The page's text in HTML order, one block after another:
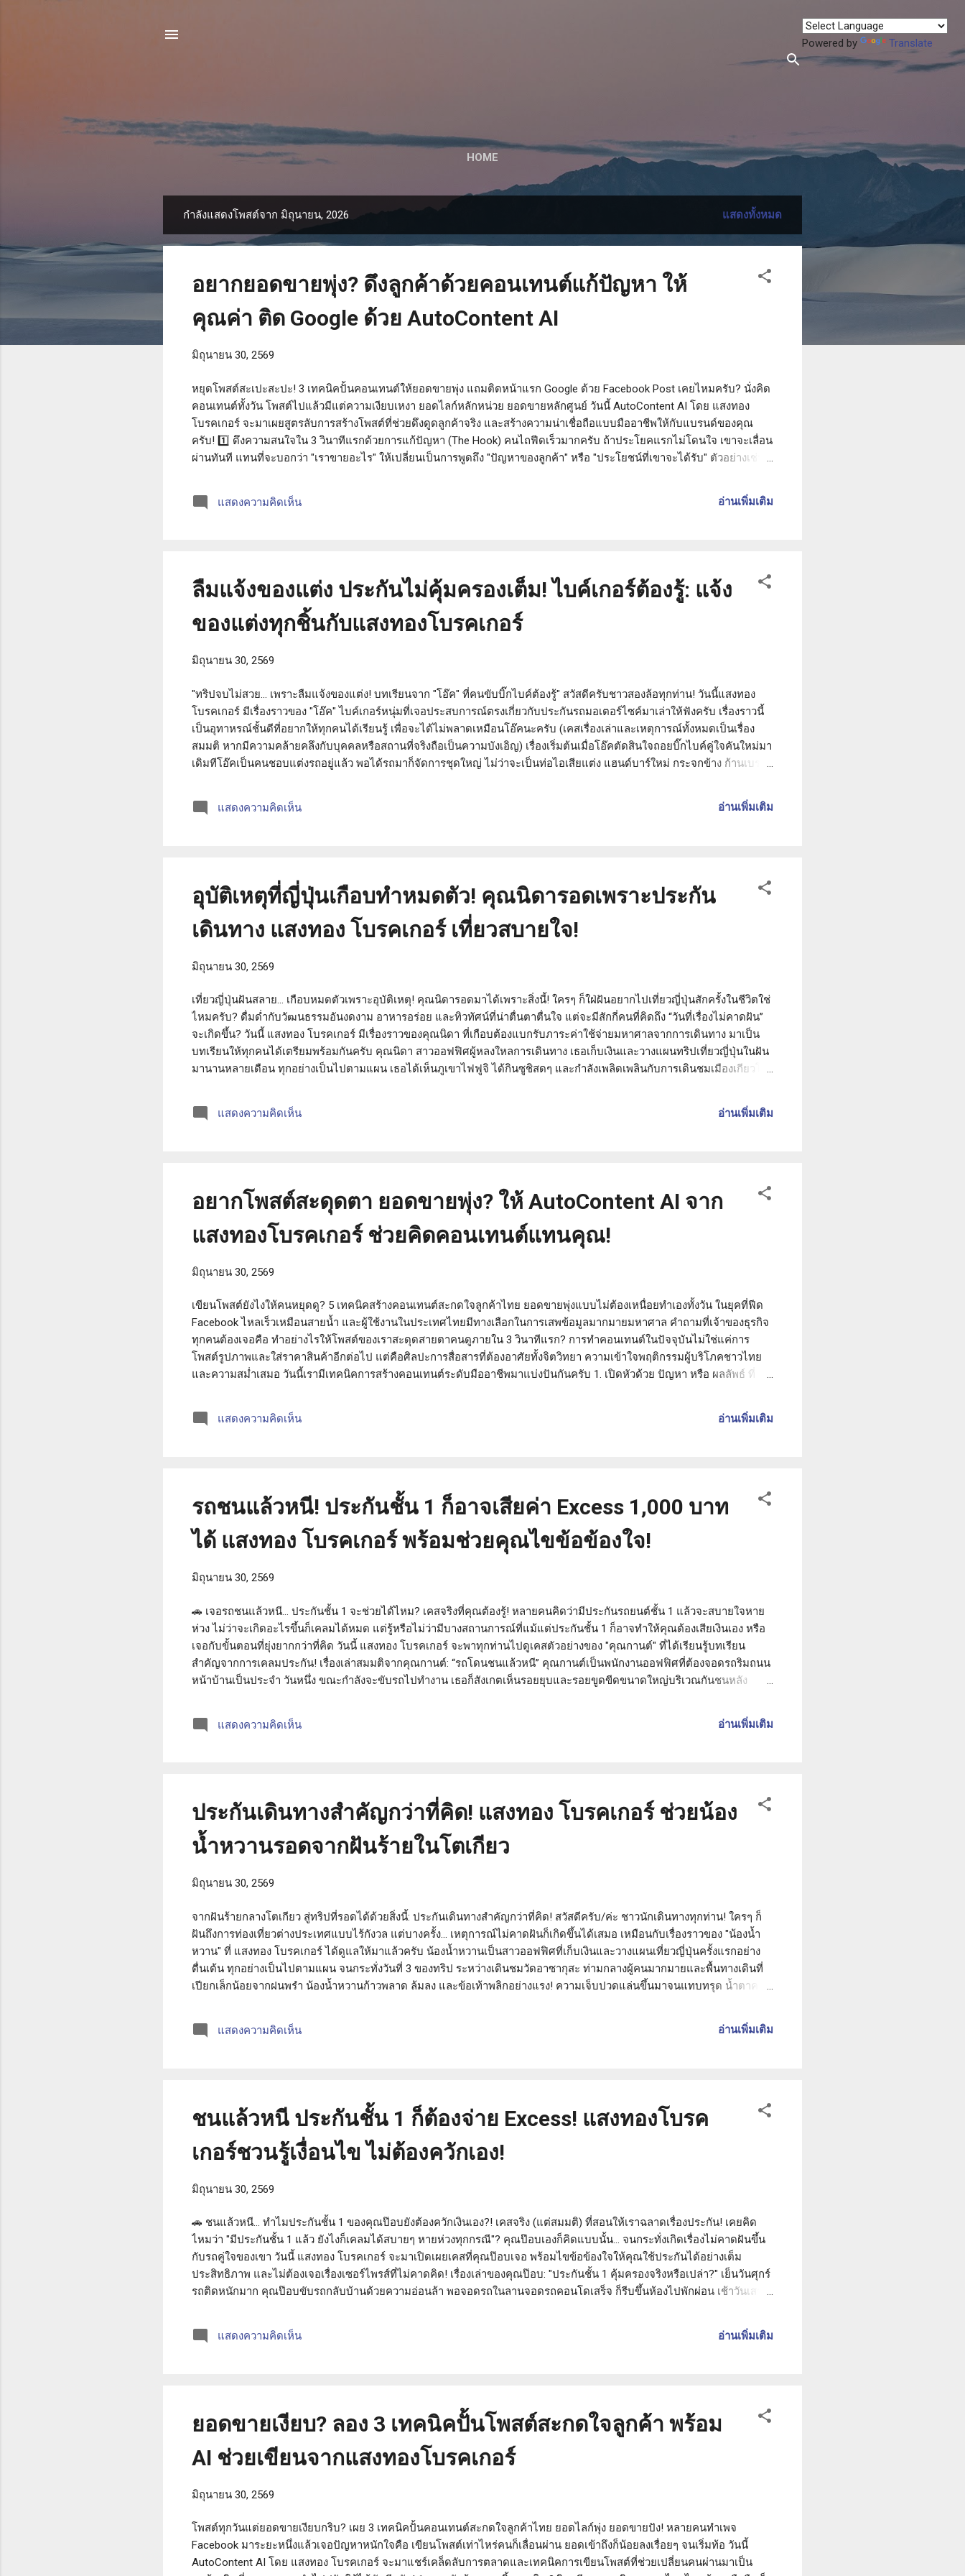
Powered by
Translate
HOME
ท
กำลังแสดงโพสต์จาก มิถุนายน, 2026 แสดงทั้งหมด
อยากยอดขายพุ่ง? ดึงลูกค้าด้วยคอนเทนต์แก้ปัญหา ให้
คุณค่า ติด Google ด้วย AutoContent AI
มิถุนายน 30, 2569
หยุดโพสต์สะเปะสะปะ! 3 เทคนิคปั้นคอนเทนต์ให้ยอดขายพุ่ง แถมติดหน้าแรก Google ด้วย Facebook Post เคยไหมครับ? นั่งคิด
คอนเทนต์ทั้งวัน โพสต์ไปแล้วมีแต่ความเงียบเหงา ยอดไลก์หลักหน่วย ยอดขายหลักศูนย์ วันนี้ AutoContent AI โดย แสงทอง
โบรคเกอร์ จะมาเผยสูตรลับการสร้างโพสต์ที่ช่วยดึงดูดลูกค้าจริง และสร้างความน่าเชื่อถือแบบมืออาชีพให้กับแบรนด์ของคุณ
ครับ! 1️⃣ ดึงความสนใจใน 3 วินาทีแรกด้วยการแก้ปัญหา (The Hook) คนไถฟีดเร็วมากครับ ถ้าประโยคแรกไม่โดนใจ เขาจะเลื่อน
ผ่านทันที แทนที่จะบอกว่า "เราขายอะไร" ให้เปลี่ยนเป็นการพูดถึง "ปัญหาของลูกค้า" หรือ "ประโยชน์ที่เขาจะได้รับ" ตัวอย่างเช่น
ทำเองได้!" การเปิดหัวแบบนี้จะช่วยหยุดนิ้วโป้งของลูกค้าได้อย่างชะงัก 2️⃣ สูตรการทำคอนเทนต์แบบ 80/20 (ให้คุณค่าก่อนเสนอ
ขาย) เพจที่เอาแต่โพสต์ขายของอย่างเดียว ลูกค้าจะกดเลิกติดตามในที่สุด สูตรที่ดีที่สุดสำหรับการสร้างคอนเทนต์ในยุคนี้คือ การ
แสดงความคิดเห็น อ่านเพิ่มเติม
ลืมแจ้งของแต่ง ประกันไม่คุ้มครองเต็ม! ไบค์เกอร์ต้องรู้: แจ้ง
ของแต่งทุกชิ้นกับแสงทองโบรคเกอร์
มิถุนายน 30, 2569
"ทริปจบไม่สวย... เพราะลืมแจ้งของแต่ง! บทเรียนจาก "โอ๊ค" ที่คนขับบิ๊กไบค์ต้องรู้" สวัสดีครับชาวสองล้อทุกท่าน! วันนี้แสงทอง
โบรคเกอร์ มีเรื่องราวของ "โอ๊ค" ไบค์เกอร์หนุ่มที่เจอประสบการณ์ตรงเกี่ยวกับประกันรถมอเตอร์ไซค์มาเล่าให้ฟังครับ เรื่องราวนี้
เป็นอุทาหรณ์ชั้นดีที่อยากให้ทุกคนได้เรียนรู้ เพื่อจะได้ไม่พลาดเหมือนโอ๊คนะครับ (เคสเรื่องเล่าและเหตุการณ์ทั้งหมดเป็นเรื่อง
สมมติ หากมีความคล้ายคลึงกับบุคคลหรือสถานที่จริงถือเป็นความบังเอิญ) เรื่องเริ่มต้นเมื่อโอ๊คตัดสินใจถอยบิ๊กไบค์คู่ใจคันใหม่มา
เดิมทีโอ๊คเป็นคนชอบแต่งรถอยู่แล้ว พอได้รถมาก็จัดการชุดใหญ่ ไม่ว่าจะเป็นท่อไอเสียแต่ง แฮนด์บาร์ใหม่ กระจกข้าง ก้านเบรก-
เพื่อความอุ่นใจ แต่ด้วยความที่งานยุ่งและอาจจะละเลยไปบ้าง โอ๊คก็ไม่ได้แจ้งรายละเอียดของ "อุปกรณ์ตกแต่งเพิ่มเติม" เหล่านี้
ให้โบรกเกอร์หรือบริษัทประกันทราบอย่างเป็นทางการ คิดว่าประกันชั้น 1 ก็น่าจะครอบคลุมทุกอย่างแล้ว จนกระทั่งวันหนึ่ง...
แสดงความคิดเห็น อ่านเพิ่มเติม
อุบัติเหตุที่ญี่ปุ่นเกือบทำหมดตัว! คุณนิดารอดเพราะประกัน
เดินทาง แสงทอง โบรคเกอร์ เที่ยวสบายใจ!
มิถุนายน 30, 2569
เที่ยวญี่ปุ่นฝันสลาย... เกือบหมดตัวเพราะอุบัติเหตุ! คุณนิดารอดมาได้เพราะสิ่งนี้! ใครๆ ก็ใฝ่ฝันอยากไปเที่ยวญี่ปุ่นสักครั้งในชีวิตใช่
ไหมครับ? ดื่มด่ำกับวัฒนธรรมอันงดงาม อาหารอร่อย และทิวทัศน์ที่น่าตื่นตาตื่นใจ แต่จะมีสักกี่คนที่คิดถึง “วันที่เรื่องไม่คาดฝัน”
จะเกิดขึ้น? วันนี้ แสงทอง โบรคเกอร์ มีเรื่องราวของคุณนิดา ที่เกือบต้องแบกรับภาระค่าใช้จ่ายมหาศาลจากการเดินทาง มาเป็น
บทเรียนให้ทุกคนได้เตรียมพร้อมกันครับ คุณนิดา สาวออฟฟิศผู้หลงใหลการเดินทาง เธอเก็บเงินและวางแผนทริปเที่ยวญี่ปุ่นในฝัน
มานานหลายเดือน ทุกอย่างเป็นไปตามแผน เธอได้เห็นภูเขาไฟฟูจิ ได้กินซูชิสดๆ และกำลังเพลิดเพลินกับการเดินชมเมืองเกียวโต
ชื้น เธอเกิดลื่นหกล้มอย่างแรง แขนข้างหนึ่งกระแทกพื้นอย่างจัง ด้วยความเจ็บปวด คุณนิดารู้ได้ทันทีว่า "นี่ไม่ใช่แค่ข้อเท้าแพลง
ธรรมดา" ชาวญี่ปุ่นที่เดินผ่านไปมาต่างรีบเข้ามาช่วยเหลือและเรียกแท็กซี่พาเธอส่งโรงพยาบาลที่ใกล้ที่สุด เมื่อไปถึงโรงพยาบาล
แสดงความคิดเห็น อ่านเพิ่มเติม
อยากโพสต์สะดุดตา ยอดขายพุ่ง? ให้ AutoContent AI จาก
แสงทองโบรคเกอร์ ช่วยคิดคอนเทนต์แทนคุณ!
มิถุนายน 30, 2569
เขียนโพสต์ยังไงให้คนหยุดดู? 5 เทคนิคสร้างคอนเทนต์สะกดใจลูกค้าไทย ยอดขายพุ่งแบบไม่ต้องเหนื่อยทำเองทั้งวัน ในยุคที่ฟีด
Facebook ไหลเร็วเหมือนสายน้ำ และผู้ใช้งานในประเทศไทยมีทางเลือกในการเสพข้อมูลมากมายมหาศาล คำถามที่เจ้าของธุรกิจ
ทุกคนต้องเจอคือ ทำอย่างไรให้โพสต์ของเราสะดุดสายตาคนดูภายใน 3 วินาทีแรก? การทำคอนเทนต์ในปัจจุบันไม่ใช่แค่การ
โพสต์รูปภาพและใส่ราคาสินค้าอีกต่อไป แต่คือศิลปะการสื่อสารที่ต้องอาศัยทั้งจิตวิทยา ความเข้าใจพฤติกรรมผู้บริโภคชาวไทย
และความสม่ำเสมอ วันนี้เรามีเทคนิคการสร้างคอนเทนต์ระดับมืออาชีพมาแบ่งปันกันครับ 1. เปิดหัวด้วย ปัญหา หรือ ผลลัพธ์ ที่
การแนะนำชื่อแบรนด์ ให้เปลี่ยนมาเริ่มต้นด้วยการตั้งคำถามที่จี้จุดเจ็บ (Pain Point) หรือบอกผลลัพธ์ที่เขาจะได้รับ เช่น แทนที่จะ
เขียนว่า เราขายครีมลดริ้วรอยสูตรใหม่ ให้เปลี่ยนเป็น อยากหน้าเด็กหน้าตึงแบบไม่ต้องเจ็บตัวไหม? 3 วิธีดูแลผิวที่คนวัย 40 ต้องรู้
แสดงความคิดเห็น อ่านเพิ่มเติม
รถชนแล้วหนี! ประกันชั้น 1 ก็อาจเสียค่า Excess 1,000 บาท
ได้ แสงทอง โบรคเกอร์ พร้อมช่วยคุณไขข้อข้องใจ!
มิถุนายน 30, 2569
🚗 เจอรถชนแล้วหนี... ประกันชั้น 1 จะช่วยได้ไหม? เคสจริงที่คุณต้องรู้! หลายคนคิดว่ามีประกันรถยนต์ชั้น 1 แล้วจะสบายใจหาย
ห่วง ไม่ว่าจะเกิดอะไรขึ้นก็เคลมได้หมด แต่รู้หรือไม่ว่ามีบางสถานการณ์ที่แม้แต่ประกันชั้น 1 ก็อาจทำให้คุณต้องเสียเงินเอง หรือ
เจอกับขั้นตอนที่ยุ่งยากกว่าที่คิด วันนี้ แสงทอง โบรคเกอร์ จะพาทุกท่านไปดูเคสตัวอย่างของ "คุณกานต์" ที่ได้เรียนรู้บทเรียน
สำคัญจากการเคลมประกัน! เรื่องเล่าสมมติจากคุณกานต์: “รถโดนชนแล้วหนี” คุณกานต์เป็นพนักงานออฟฟิศที่ต้องจอดรถริมถนน
หน้าบ้านเป็นประจำ วันหนึ่ง ขณะกำลังจะขับรถไปทำงาน เธอก็สังเกตเห็นรอยยุบและรอยขูดขีดขนาดใหญ่บริเวณกันชนหลัง
ทันที เธอเล่าเหตุการณ์ทั้งหมดที่พบรอยความเสียหายบนรถตอนเช้า แต่ไม่ทราบว่าเกิดขึ้นเมื่อไหร่ ใครเป็นคนชน หรือมีพยานเห็น
เหตุการณ์หรือไม่ สิ่งที่บริษัทประกันแจ้งกลับมาทำให้คุณกานต์ถึงกับตกใจ! "คุณกานต์คะ เคสนี้เป็นการเคลมแบบไม่มีคู่กรณี ไม่
แสดงความคิดเห็น อ่านเพิ่มเติม
ประกันเดินทางสำคัญกว่าที่คิด! แสงทอง โบรคเกอร์ ช่วยน้อง
น้ำหวานรอดจากฝันร้ายในโตเกียว
มิถุนายน 30, 2569
จากฝันร้ายกลางโตเกียว สู่ทริปที่รอดได้ด้วยสิ่งนี้: ประกันเดินทางสำคัญกว่าที่คิด! สวัสดีครับ/ค่ะ ชาวนักเดินทางทุกท่าน! ใครๆ ก็
ฝันถึงการท่องเที่ยวต่างประเทศแบบไร้กังวล แต่บางครั้ง... เหตุการณ์ไม่คาดฝันก็เกิดขึ้นได้เสมอ เหมือนกับเรื่องราวของ "น้องน้ำ
หวาน" ที่ แสงทอง โบรคเกอร์ ได้ดูแลให้มาแล้วครับ น้องน้ำหวานเป็นสาวออฟฟิศที่เก็บเงินและวางแผนเที่ยวญี่ปุ่นครั้งแรกอย่าง
ตื่นเต้น ทุกอย่างเป็นไปตามแผน จนกระทั่งวันที่ 3 ของทริป ระหว่างเดินชมวัดอาซากุสะ ท่ามกลางผู้คนมากมายและพื้นทางเดินที่
เปียกเล็กน้อยจากฝนพรำ น้องน้ำหวานก้าวพลาด ล้มลง และข้อเท้าพลิกอย่างแรง! ความเจ็บปวดแล่นขึ้นมาจนแทบทรุด น้ำตาคลอ
เคยได้ยินมาก็ผุดขึ้นมาในหัว พร้อมกับความรู้สึกสิ้นหวังว่าทริปในฝันคงต้องจบลงตรงนี้ แต่โชคยังดี! ก่อนเดินทางไม่กี่วัน น้องน้ำ
หวานได้ตัดสินใจซื้อประกันเดินทางผ่าน แสงทอง โบรคเกอร์ ตามคำแนะนำของเพื่อนที่เคยใช้บริการ น้ำหวานจำได้ว่ามีเบอร์
แสดงความคิดเห็น อ่านเพิ่มเติม
ชนแล้วหนี ประกันชั้น 1 ก็ต้องจ่าย Excess! แสงทองโบรค
เกอร์ชวนรู้เงื่อนไข ไม่ต้องควักเอง!
มิถุนายน 30, 2569
🚗 ชนแล้วหนี... ทำไมประกันชั้น 1 ของคุณป๊อบยังต้องควักเงินเอง?! เคสจริง (แต่สมมติ) ที่สอนให้เราฉลาดเรื่องประกัน! เคยคิด
ไหมว่า "มีประกันชั้น 1 แล้ว ยังไงก็เคลมได้สบายๆ หายห่วงทุกกรณี"? คุณป๊อบเองก็คิดแบบนั้น... จนกระทั่งเกิดเรื่องไม่คาดฝันขึ้น
กับรถคู่ใจของเขา วันนี้ แสงทอง โบรคเกอร์ จะมาเปิดเผยเคสที่คุณป๊อบเจอ พร้อมไขข้อข้องใจให้คุณใช้ประกันได้อย่างเต็ม
ประสิทธิภาพ และไม่ต้องเจอเรื่องเซอร์ไพรส์ที่ไม่คาดคิด! เรื่องเล่าของคุณป๊อบ: "ประกันชั้น 1 คุ้มครองจริงหรือเปล่า?" เย็นวันศุกร์
รถติดหนักมาก คุณป๊อบขับรถกลับบ้านด้วยความอ่อนล้า พอจอดรถในลานจอดรถคอนโดเสร็จ ก็รีบขึ้นห้องไปพักผ่อน เช้าวันเสาร์
ถลอกเห็นเนื้อในบุ๋มลึก แถมมีรอยสีของรถคันอื่นติดอยู่ด้วย ชัดเลยว่าโดน "ชนแล้วหนี" คุณป๊อบมั่นใจว่ารถไม่ได้เป็นอะไรตอน
จอดเมื่อคืน แล้วใครกันมาทำแบบนี้?! "ไม่เป็นไร! มีประกันชั้น 1 ทั้งที เดี๋ยวก็เคลมได้ง่ายๆ" คุณป๊อบคิดในใจอย่างสบายใจ แล้วก็
แสดงความคิดเห็น อ่านเพิ่มเติม
ยอดขายเงียบ? ลอง 3 เทคนิคปั้นโพสต์สะกดใจลูกค้า พร้อม
AI ช่วยเขียนจากแสงทองโบรคเกอร์
มิถุนายน 30, 2569
โพสต์ทุกวันแต่ยอดขายเงียบกริบ? เผย 3 เทคนิคปั้นคอนเทนต์สะกดใจลูกค้าไทย ยอดไลก์พุ่ง ยอดขายปัง! หลายคนทำเพจ
Facebook มาระยะหนึ่งแล้วเจอปัญหาหนักใจคือ เขียนโพสต์เท่าไหร่คนก็เลื่อนผ่าน ยอดเข้าถึงก็น้อยลงเรื่อยๆ จนเริ่มท้อ วันนี้
AutoContent AI โดย แสงทอง โบรคเกอร์ จะมาแชร์เคล็ดลับการตลาดและเทคนิคการเขียนโพสต์ที่ช่วยเปลี่ยนคนผ่านมาเป็น